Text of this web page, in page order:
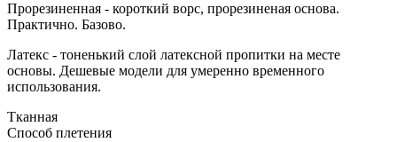
Прорезиненная - короткий ворс, прорезиненая основа.
Практично. Базово.
Латекс - тоненький слой латексной пропитки на месте
основы. Дешевые модели для умеренно временного
использования.
Тканная
Способ плетения